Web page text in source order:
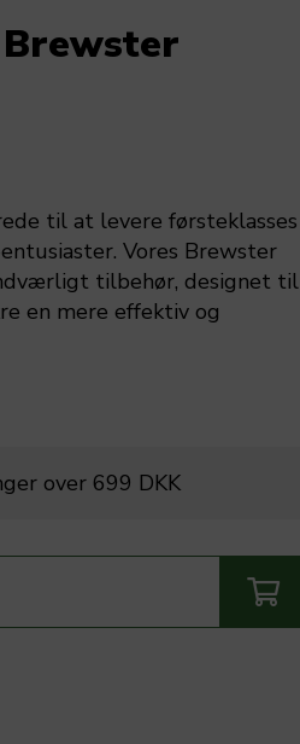
til at levere førsteklasses
Vores Brewster
tilbehør, designet til
en mere effektiv og
over 699 DKK